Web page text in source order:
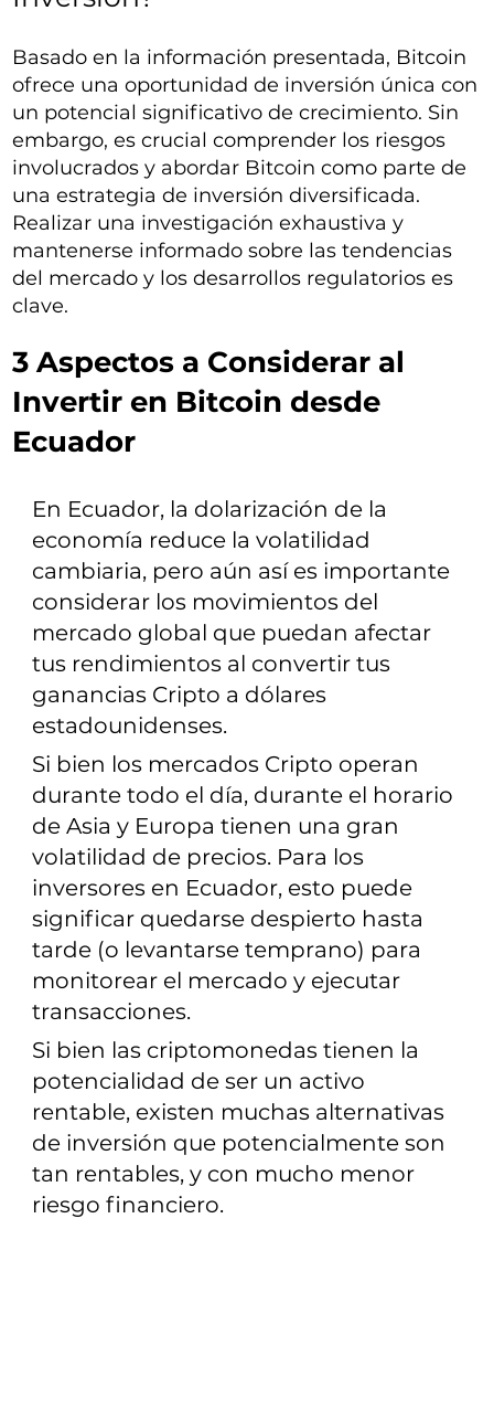
Basado en la información presentada, Bitcoin
ofrece una oportunidad de inversión única con
un potencial significativo de crecimiento. Sin
embargo, es crucial comprender los riesgos
involucrados y abordar Bitcoin como parte de
una estrategia de inversión diversificada.
Realizar una investigación exhaustiva y
mantenerse informado sobre las tendencias
del mercado y los desarrollos regulatorios es
clave.
3 Aspectos a Considerar al
Invertir en Bitcoin desde
Ecuador
En Ecuador, la dolarización de la
economía reduce la volatilidad
cambiaria, pero aún así es importante
considerar los movimientos del
mercado global que puedan afectar
tus rendimientos al convertir tus
ganancias Cripto a dólares
estadounidenses.
Si bien los mercados Cripto operan
durante todo el día, durante el horario
de Asia y Europa tienen una gran
volatilidad de precios. Para los
inversores en Ecuador, esto puede
significar quedarse despierto hasta
tarde (o levantarse temprano) para
monitorear el mercado y ejecutar
transacciones.
Si bien las criptomonedas tienen la
potencialidad de ser un activo
rentable, existen muchas alternativas
de inversión que potencialmente son
tan rentables, y con mucho menor
riesgo financiero.